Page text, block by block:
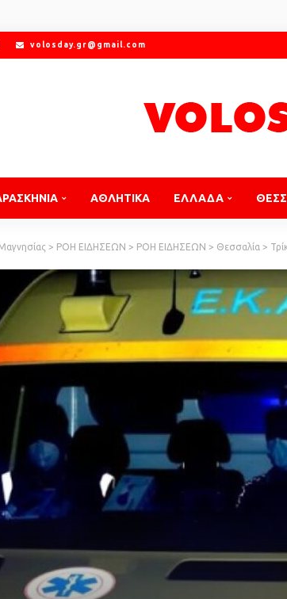
volosday.gr@gmail.com
ΑΘΛΗΤΙΚΑ ΕΛΛΑΔΑ
> ΡΟΗ ΕΙΔΗΣΕΩΝ > ΡΟΗ ΕΙΔΗΣΕΩΝ > Θεσσαλία >